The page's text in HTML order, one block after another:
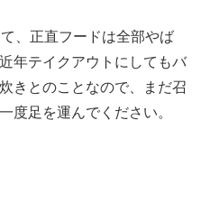
、正直フードは全部やば
年テイクアウトにしてもバ
きとのことなので、まだ召
度足を運んでください。